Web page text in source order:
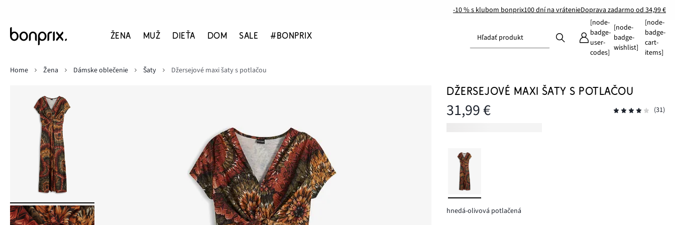
-10 % s klubom bonprix100 dní na vrátenieDoprava zadarmo od 34,99 €
ŽENA MUŽ DIEŤA DOM SALE #BONPRIX Hľadať produkt
[node-
badge-
user-
codes]
[node-
badge-
wishlist]
[node-
badge-
cart-
items]
Home
Žena Dámske oblečenie Šaty Džersejové maxi šaty s potlačou
DŽERSEJOVÉ MAXI ŠATY S POTLAČOU
31,99 € (31)
hnedá-olivová potlačená